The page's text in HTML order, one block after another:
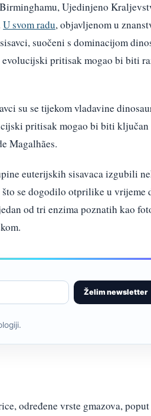
Ujedinjeno
U svom radu, objavljenom u
suočeni s dominacijom
pritisak mogao bi biti
su se tijekom vladavine
pritisak mogao bi biti ključan
Magalhães.
euterijskih sisavaca izgubili
se dogodilo otprilike u vrijeme
od tri enzima poznatih kao
Želim newsletter
određene vrste gmazova,